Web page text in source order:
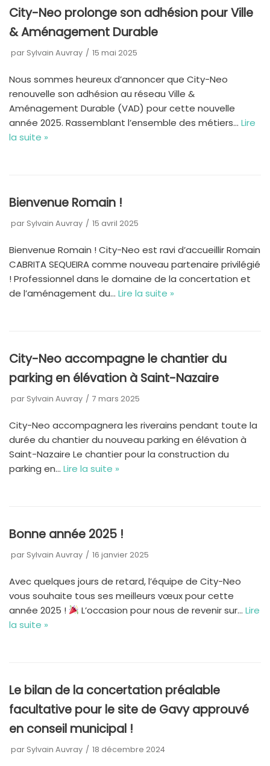
City-Neo prolonge son adhésion pour Ville
& Aménagement Durable
par Sylvain Auvray 15 mai 2025
Nous sommes heureux d’annoncer que City-Neo
renouvelle son adhésion au réseau Ville &
Aménagement Durable (VAD) pour cette nouvelle
année 2025. Rassemblant l’ensemble des métiers… Lire
la suite »
Bienvenue Romain !
par Sylvain Auvray 15 avril 2025
Bienvenue Romain ! City-Neo est ravi d’accueillir Romain
CABRITA SEQUEIRA comme nouveau partenaire privilégié
! Professionnel dans le domaine de la concertation et
de l’aménagement du… Lire la suite »
City-Neo accompagne le chantier du
parking en élévation à Saint-Nazaire
par Sylvain Auvray 7 mars 2025
City-Neo accompagnera les riverains pendant toute la
durée du chantier du nouveau parking en élévation à
Saint-Nazaire Le chantier pour la construction du
parking en… Lire la suite »
Bonne année 2025 !
par Sylvain Auvray 16 janvier 2025
Avec quelques jours de retard, l’équipe de City-Neo
vous souhaite tous ses meilleurs vœux pour cette
année 2025 !
L’occasion pour nous de revenir sur…Lire
la suite »
Le bilan de la concertation préalable
facultative pour le site de Gavy approuvé
en conseil municipal !
par Sylvain Auvray 18 décembre 2024